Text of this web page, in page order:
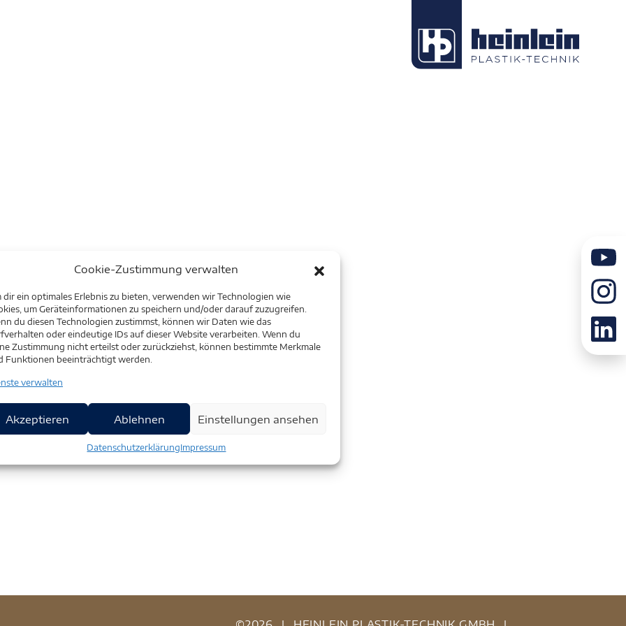
Cookie-Zustimmung verwalten
dir ein optimales Erlebnis zu bieten, verwenden wir Technologien wie
um Geräteinformationen zu speichern und/oder darauf zuzugreifen.
du diesen Technologien zustimmst, können wir Daten wie das
oder eindeutige IDs auf dieser Website verarbeiten. Wenn du
Zustimmung nicht erteilst oder zurückziehst, können bestimmte Merkmale
Funktionen beeinträchtigt werden.
verwalten
Akzeptieren Ablehnen Einstellungen ansehen
DatenschutzerklärungImpressum